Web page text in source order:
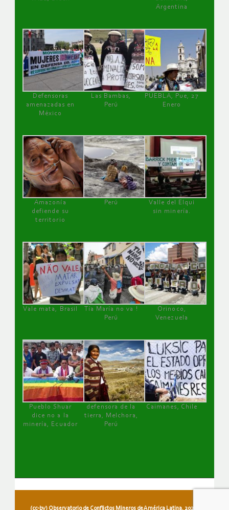
Argentina
Defensoras
amenazadas en
México
Las Bambas,
Perú
PUEBLA, Pue, 27
Enero
Amazonía
defiende su
territorio
Perú
Valle del Elqui
sin minería.
Vale mata, Brasil
Tía María no va !
Perú
Orinoco,
Venezuela
Pueblo Shuar
dice no a la
minería, Ecuador
defensora de la
tierra, Melchora,
Perú
Caimanes, Chile
(cc-by) Observatorio de Conflictos Mineros de América Latina, 2026